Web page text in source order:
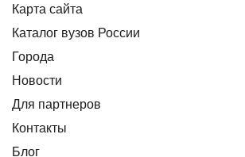
Карта сайта
Каталог вузов России
Города
Новости
Для партнеров
Контакты
Блог